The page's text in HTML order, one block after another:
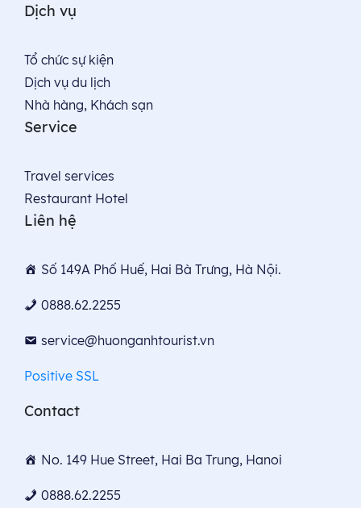
Dịch vụ
Tổ chức sự kiện
Dịch vụ du lịch
Nhà hàng, Khách sạn
Service
Travel services
Restaurant Hotel
Liên hệ
Số 149A Phố Huế, Hai Bà Trưng, Hà Nội.
0888.62.2255
service@huonganhtourist.vn
Positive SSL
Contact
No. 149 Hue Street, Hai Ba Trung, Hanoi
0888.62.2255